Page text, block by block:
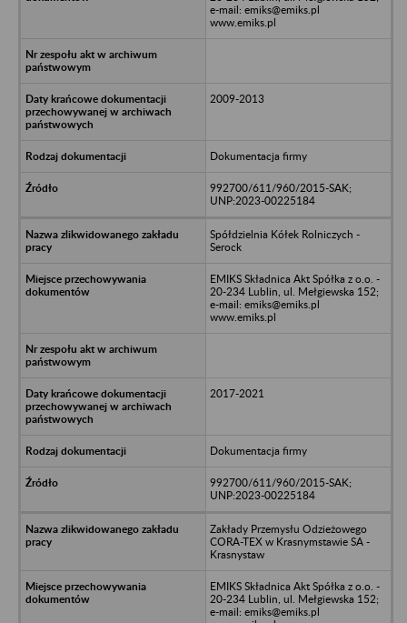
e-mail: emiks@emiks.pl
www.emiks.pl
2009-2013
Dokumentacja firmy
992700/611/960/2015-SAK;
UNP:2023-00225184
Spółdzielnia Kółek Rolniczych -
Serock
EMIKS Składnica Akt Spółka z o.o. -
20-234 Lublin, ul. Mełgiewska 152;
e-mail: emiks@emiks.pl
www.emiks.pl
2017-2021
Dokumentacja firmy
992700/611/960/2015-SAK;
UNP:2023-00225184
Zakłady Przemysłu Odzieżowego
CORA-TEX w Krasnymstawie SA -
Krasnystaw
EMIKS Składnica Akt Spółka z o.o. -
20-234 Lublin, ul. Mełgiewska 152;
e-mail: emiks@emiks.pl